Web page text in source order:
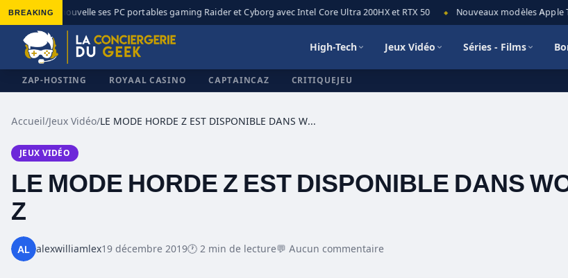
BREAKING
◆ MSI renouvelle ses PC portables gaming Raider et Cyborg avec Intel Core Ultra 200HX et RTX 50 Nouveaux modèles Apple
High-Tech Jeux Vidéo Séries - Films
ZAP-HOSTING ROYAAL CASINO CAPTAINCAZ CRITIQUEJEU
Accueil/Jeux Vidéo/ LE MODE HORDE Z EST DISPONIBLE DANS WORLD WAR Z
JEUX VIDÉO
LE MODE HORDE Z EST DISPONIBLE DANS
Z
alexwilliamlex19 décembre 2019🕐 2 min de lecture💬 Aucun commentaire